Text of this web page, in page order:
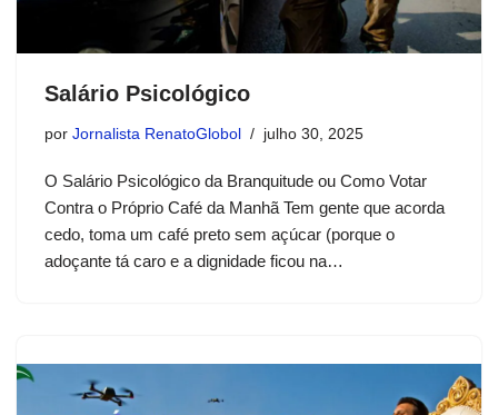
Salário Psicológico
por Jornalista RenatoGlobol julho 30, 2025
O Salário Psicológico da Branquitude ou Como Votar
Contra o Próprio Café da Manhã Tem gente que acorda
cedo, toma um café preto sem açúcar (porque o
adoçante tá caro e a dignidade ficou na…